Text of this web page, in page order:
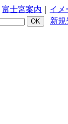
富士宮案内
イメ
新規